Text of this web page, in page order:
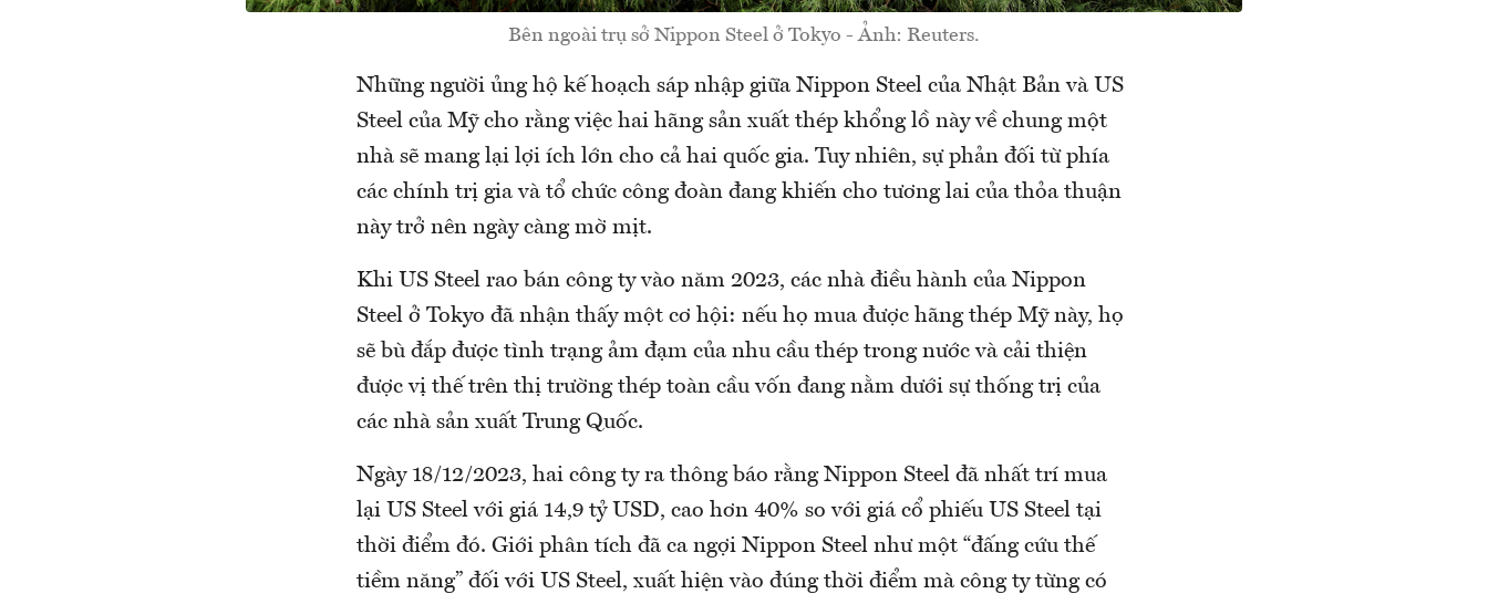
Bên ngoài trụ sở Nippon Steel ở Tokyo - Ảnh: Reuters.
Những người ủng hộ kế hoạch sáp nhập giữa Nippon Steel của Nhật Bản và US
Steel của Mỹ cho rằng việc hai hãng sản xuất thép khổng lồ này về chung một
nhà sẽ mang lại lợi ích lớn cho cả hai quốc gia. Tuy nhiên, sự phản đối từ phía
các chính trị gia và tổ chức công đoàn đang khiến cho tương lai của thỏa thuận
này trở nên ngày càng mờ mịt.
Khi US Steel rao bán công ty vào năm 2023, các nhà điều hành của Nippon
Steel ở Tokyo đã nhận thấy một cơ hội: nếu họ mua được hãng thép Mỹ này, họ
sẽ bù đắp được tình trạng ảm đạm của nhu cầu thép trong nước và cải thiện
được vị thế trên thị trường thép toàn cầu vốn đang nằm dưới sự thống trị của
các nhà sản xuất Trung Quốc.
Ngày 18/12/2023, hai công ty ra thông báo rằng Nippon Steel đã nhất trí mua
lại US Steel với giá 14,9 tỷ USD, cao hơn 40% so với giá cổ phiếu US Steel tại
thời điểm đó. Giới phân tích đã ca ngợi Nippon Steel như một “đấng cứu thế
tiềm năng” đối với US Steel, xuất hiện vào đúng thời điểm mà công ty từng có